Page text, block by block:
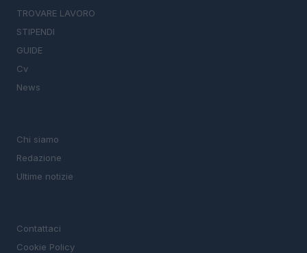
TROVARE LAVORO
STIPENDI
GUIDE
Cv
News
Chi siamo
Redazione
Ultime notizie
Contattaci
Cookie Policy